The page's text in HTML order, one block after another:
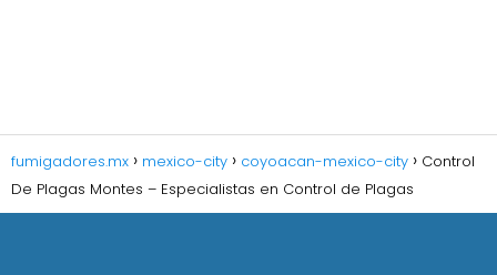
fumigadores.mx mexico-city coyoacan-mexico-city
Control
De Plagas Montes – Especialistas en Control de Plagas